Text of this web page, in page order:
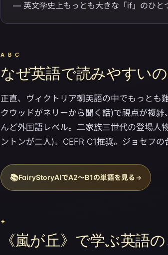
— 英文学史上もっとも大きな「if」のひと
A B C
なぜ英語で読みやすい
正直、ヴィクトリア朝英語の中でもっとも
クウッドがネリーから聞く話)で視点が複
んど外国語レベル。二家族三世代の登場人
ントンが二人)。CEFR C1推奨。ジョセフの
📚FairyStoryAIでA2〜B1の単語を見る→
✦
《嵐が丘》で学ぶ英語